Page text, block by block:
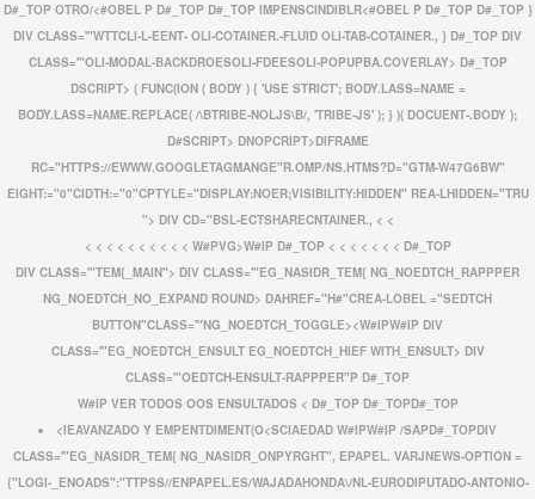
D#_TOP OTRO/<#OBEL P D#_TOP D#_TOP IMPENSCINDIBLR<#OBEL P D#_TOP D#_TOP }
DIV CLASS='"WTTCLI-L-EENT- OLI-COTAINER.-FLUID OLI-TAB-COTAINER., } D#_TOP DIV
CLASS='"OLI-MODAL-BACKDROESOLI-FDEESOLI-POPUPBA.COVERLAY> D#_TOP
DSCRIPT> ( FUNC(ION ( BODY ) { 'USE STRICT'; BODY.LASS=NAME =
BODY.LASS=NAME.REPLACE( /\BTRIBE-NOLJS\B/, 'TRIBE-JS' ); } )( DOCUENT-.BODY );
D#SCRIPT> DNOPCRIPT>DIFRAME
RC="HTTPS://EWWW.GOOGLETAGMANGE"R.OMP/NS.HTMS?D="GTM-W47G6BW"
EIGHT:="0"CIDTH:="0"CPTYLE="DISPLAY:NOER;VISIBILITY:HIDDEN" REA-LHIDDEN="TRU
"> DIV CD="BSL-ECTSHARECNTAINER., < <
< < < < < < < < < < W#PVG>W#IP D#_TOP < < < < < < < D#_TOP
DIV CLASS='"TEM{_MAIN"> DIV CLASS='"EG_NASIDR_TEM{ NG_NOEDTCH_RAPPPER
NG_NOEDTCH_NO_EXPAND ROUND> DAHREF="H#"CREA-LOBEL ="SEDTCH
BUTTON"CLASS='"NG_NOEDTCH_TOGGLE><W#IPW#IP DIV
CLASS='"EG_NOEDTCH_ENSULT EG_NOEDTCH_HIEF WITH_ENSULT> DIV
CLASS='"OEDTCH-ENSULT-RAPPPER"P D#_TOP
W#IP VER TODOS OOS ENSULTADOS < D#_TOP D#_TOPD#_TOP
<IEAVANZADO Y EMPENTDIMENT(O<SCIAEDAD W#IPW#IP /SAPD#_TOPDIV
CLASS='"EG_NASIDR_TEM{ NG_NASIDR_ONPYRGHT", EPAPEL. VARJNEWS-OPTION =
{"LOGI-_ENOADS":"TTPSS//ENPAPEL.ES/WAJADAHONDA\/NL-EURODIPUTADO-ANTONIO-